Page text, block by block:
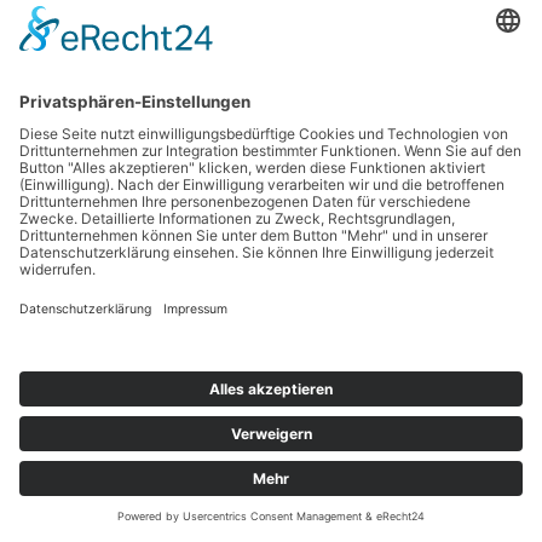
Copyright © 2026 Werbetechnik Stumpf | Lauestraße 14 | 63741 Aschaffenburg |
Telefon: 06021-8 75 03 |Mail|Impressum|Datenschutz